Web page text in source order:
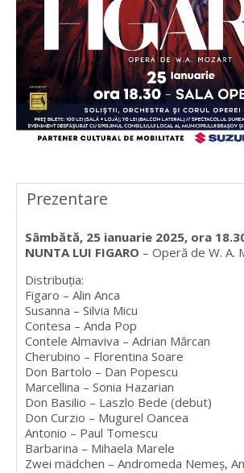
Prezentare
Sâmbătă, 25 ianuarie 2025, ora
NUNTA LUI FIGARO – Operă de W. A.
Distribuția:
Figaro – Alin Anca
Susanna – Silvia Micu
Contesa – Anda Pop
Contele Almaviva – Adrian Mărcan
Cherubino – Florentina Soare
Don Bartolo – Dan Popescu
Marcellina – Sonia Hazarian
Don Basilio – Laszlo Bede (debut)
Don Curzio – Mugurel Oancea
Antonio – Paul Tomescu
Barbarina – Mihaela Marele
Zwei mädchen – Andromeda Nemeș,